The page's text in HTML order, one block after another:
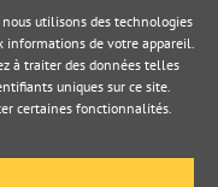
utilisons des technologies
informations de votre appareil.
à traiter des données telles
uniques sur ce site.
certaines fonctionnalités.